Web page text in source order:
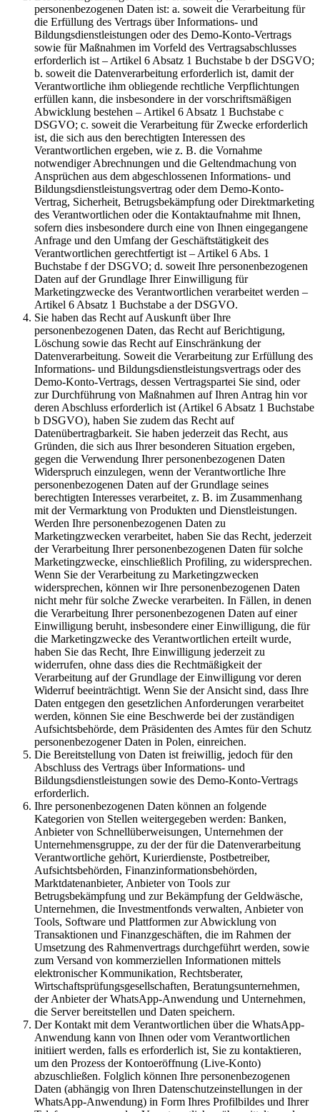
personenbezogenen Daten ist: a. soweit die Verarbeitung für
die Erfüllung des Vertrags über Informations- und
Bildungsdienstleistungen oder des Demo-Konto-Vertrags
sowie für Maßnahmen im Vorfeld des Vertragsabschlusses
erforderlich ist – Artikel 6 Absatz 1 Buchstabe b der DSGVO;
b. soweit die Datenverarbeitung erforderlich ist, damit der
Verantwortliche ihm obliegende rechtliche Verpflichtungen
erfüllen kann, die insbesondere in der vorschriftsmäßigen
Abwicklung bestehen – Artikel 6 Absatz 1 Buchstabe c
DSGVO; c. soweit die Verarbeitung für Zwecke erforderlich
ist, die sich aus den berechtigten Interessen des
Verantwortlichen ergeben, wie z. B. die Vornahme
notwendiger Abrechnungen und die Geltendmachung von
Ansprüchen aus dem abgeschlossenen Informations- und
Bildungsdienstleistungsvertrag oder dem Demo-Konto-
Vertrag, Sicherheit, Betrugsbekämpfung oder Direktmarketing
des Verantwortlichen oder die Kontaktaufnahme mit Ihnen,
sofern dies insbesondere durch eine von Ihnen eingegangene
Anfrage und den Umfang der Geschäftstätigkeit des
Verantwortlichen gerechtfertigt ist – Artikel 6 Abs. 1
Buchstabe f der DSGVO; d. soweit Ihre personenbezogenen
Daten auf der Grundlage Ihrer Einwilligung für
Marketingzwecke des Verantwortlichen verarbeitet werden –
Artikel 6 Absatz 1 Buchstabe a der DSGVO.
Sie haben das Recht auf Auskunft über Ihre
personenbezogenen Daten, das Recht auf Berichtigung,
Löschung sowie das Recht auf Einschränkung der
Datenverarbeitung. Soweit die Verarbeitung zur Erfüllung des
Informations- und Bildungsdienstleistungsvertrags oder des
Demo-Konto-Vertrags, dessen Vertragspartei Sie sind, oder
zur Durchführung von Maßnahmen auf Ihren Antrag hin vor
deren Abschluss erforderlich ist (Artikel 6 Absatz 1 Buchstabe
b DSGVO), haben Sie zudem das Recht auf
Datenübertragbarkeit. Sie haben jederzeit das Recht, aus
Gründen, die sich aus Ihrer besonderen Situation ergeben,
gegen die Verwendung Ihrer personenbezogenen Daten
Widerspruch einzulegen, wenn der Verantwortliche Ihre
personenbezogenen Daten auf der Grundlage seines
berechtigten Interesses verarbeitet, z. B. im Zusammenhang
mit der Vermarktung von Produkten und Dienstleistungen.
Werden Ihre personenbezogenen Daten zu
Marketingzwecken verarbeitet, haben Sie das Recht, jederzeit
der Verarbeitung Ihrer personenbezogenen Daten für solche
Marketingzwecke, einschließlich Profiling, zu widersprechen.
Wenn Sie der Verarbeitung zu Marketingzwecken
widersprechen, können wir Ihre personenbezogenen Daten
nicht mehr für solche Zwecke verarbeiten. In Fällen, in denen
die Verarbeitung Ihrer personenbezogenen Daten auf einer
Einwilligung beruht, insbesondere einer Einwilligung, die für
die Marketingzwecke des Verantwortlichen erteilt wurde,
haben Sie das Recht, Ihre Einwilligung jederzeit zu
widerrufen, ohne dass dies die Rechtmäßigkeit der
Verarbeitung auf der Grundlage der Einwilligung vor deren
Widerruf beeinträchtigt. Wenn Sie der Ansicht sind, dass Ihre
Daten entgegen den gesetzlichen Anforderungen verarbeitet
werden, können Sie eine Beschwerde bei der zuständigen
Aufsichtsbehörde, dem Präsidenten des Amtes für den Schutz
personenbezogener Daten in Polen, einreichen.
Die Bereitstellung von Daten ist freiwillig, jedoch für den
Abschluss des Vertrags über Informations- und
Bildungsdienstleistungen sowie des Demo-Konto-Vertrags
erforderlich.
Ihre personenbezogenen Daten können an folgende
Kategorien von Stellen weitergegeben werden: Banken,
Anbieter von Schnellüberweisungen, Unternehmen der
Unternehmensgruppe, zu der der für die Datenverarbeitung
Verantwortliche gehört, Kurierdienste, Postbetreiber,
Aufsichtsbehörden, Finanzinformationsbehörden,
Marktdatenanbieter, Anbieter von Tools zur
Betrugsbekämpfung und zur Bekämpfung der Geldwäsche,
Unternehmen, die Investmentfonds verwalten, Anbieter von
Tools, Software und Plattformen zur Abwicklung von
Transaktionen und Finanzgeschäften, die im Rahmen der
Umsetzung des Rahmenvertrags durchgeführt werden, sowie
zum Versand von kommerziellen Informationen mittels
elektronischer Kommunikation, Rechtsberater,
Wirtschaftsprüfungsgesellschaften, Beratungsunternehmen,
der Anbieter der WhatsApp-Anwendung und Unternehmen,
die Server bereitstellen und Daten speichern.
Der Kontakt mit dem Verantwortlichen über die WhatsApp-
Anwendung kann von Ihnen oder vom Verantwortlichen
initiiert werden, falls es erforderlich ist, Sie zu kontaktieren,
um den Prozess der Kontoeröffnung (Live-Konto)
abzuschließen. Folglich können Ihre personenbezogenen
Daten (abhängig von Ihren Datenschutzeinstellungen in der
WhatsApp-Anwendung) in Form Ihres Profilbildes und Ihrer